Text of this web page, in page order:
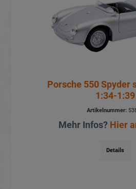
Porsche 550 Spyder
1:34-1:39
Artikelnummer:
Mehr Infos? Hier
Details